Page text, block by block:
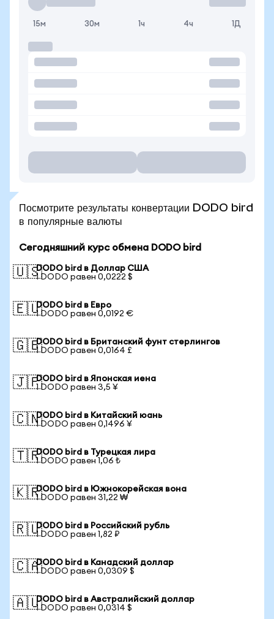
15м 30м 1ч 4ч 1Д
Посмотрите результаты конвертации DODO bird
в популярные валюты
Сегодняшний курс обмена DODO bird
🇺🇸DODO bird в Доллар США
1 DODO равен 0,0222 $
🇪🇺DODO bird в Евро
1 DODO равен 0,0192 €
🇬🇧DODO bird в Британский фунт стерлингов
1 DODO равен 0,0164 £
🇯🇵DODO bird в Японская иена
1 DODO равен 3,5 ¥
🇨🇳DODO bird в Китайский юань
1 DODO равен 0,1496 ¥
🇹🇷DODO bird в Турецкая лира
1 DODO равен 1,06 ₺
🇰🇷DODO bird в Южнокорейская вона
1 DODO равен 31,22 ₩
🇷🇺DODO bird в Российский рубль
1 DODO равен 1,82 ₽
🇨🇦DODO bird в Канадский доллар
1 DODO равен 0,0309 $
🇦🇺DODO bird в Австралийский доллар
1 DODO равен 0,0314 $